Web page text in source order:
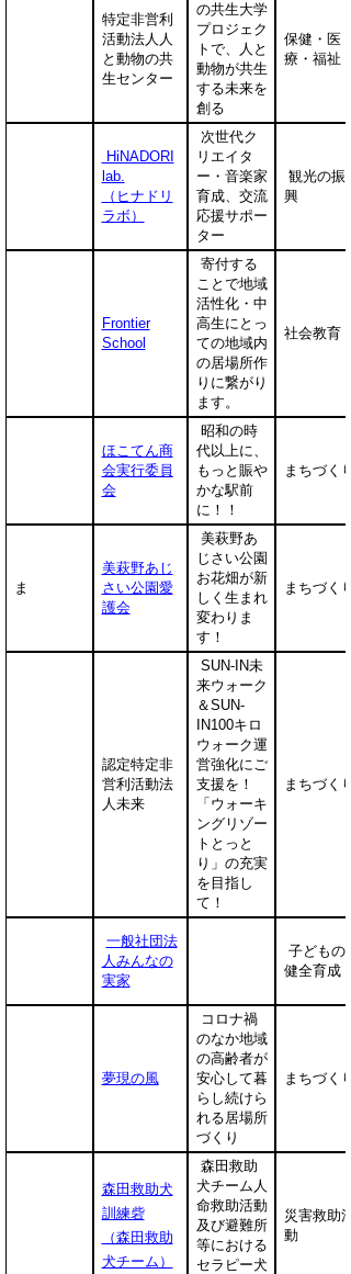
特定非営利
活動法人人
と動物の共
生センター
の共生大学
プロジェク
トで、人と
動物が共生
する未来を
創る
保健・医
療・福祉
HiNADORI
lab.
（ヒナドリ
ラボ）
次世代ク
リエイタ
ー・音楽家
育成、交流
応援サポー
ター
観光の振
興
Frontier
School
寄付する
ことで地域
活性化・中
高生にとっ
ての地域内
の居場所作
りに繋がり
ます。
社会教育
ほこてん商
会実行委員
会
昭和の時
代以上に、
もっと賑や
かな駅前
に！！
まちづくり
ま
美萩野あじ
さい公園愛
護会
美萩野あ
じさい公園
お花畑が新
しく生まれ
変わりま
す！
まちづくり
認定特定非
営利活動法
人未来
SUN-IN未
来ウォーク
＆SUN-
IN100キロ
ウォーク運
営強化にご
支援を！
「ウォーキ
ングリゾー
トとっと
り」の充実
を目指し
て！
まちづくり
一般社団法
人みんなの
実家
子どもの
健全育成
夢現の風
コロナ禍
のなか地域
の高齢者が
安心して暮
らし続けら
れる居場所
づくり
まちづくり
森田救助犬
訓練砦
（森田救助
犬チーム）
森田救助
犬チーム人
命救助活動
及び避難所
等における
セラピー犬
災害救助活
動